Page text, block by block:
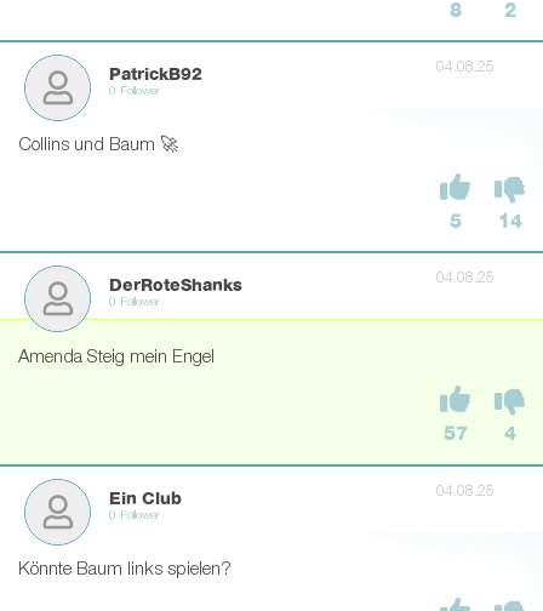
8 2
PatrickB92
0 Follower
04.08.25
Collins und Baum 🚀
5 14
DerRoteShanks
0 Follower
04.08.25
Amenda Steig mein Engel
57 4
Ein Club
0 Follower
04.08.25
Könnte Baum links spielen?